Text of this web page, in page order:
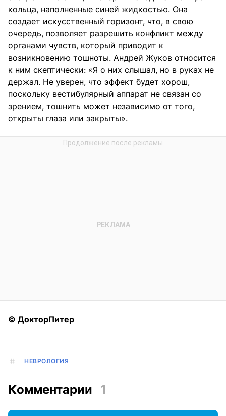
кольца, наполненные синей жидкостью. Она
создает искусственный горизонт, что, в свою
очередь, позволяет разрешить конфликт между
органами чувств, который приводит к
возникновению тошноты. Андрей Жуков относится
к ним скептически: «Я о них слышал, но в руках не
держал. Не уверен, что эффект будет хорош,
поскольку вестибулярный аппарат не связан со
зрением, тошнить может независимо от того,
открыты глаза или закрыты».
© ДокторПитер
НЕВРОЛОГИЯ
Комментарии 1